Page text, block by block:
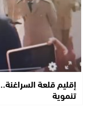
إقليم قلعة
تنموية